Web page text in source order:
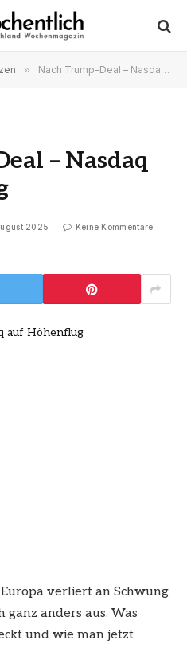
» Nach Trump-Deal – Nasdaq auf Höhenflug
– Nasdaq
2025 Keine Kommentare
verliert an Schwung
ganz anders aus. Was
und wie man jetzt